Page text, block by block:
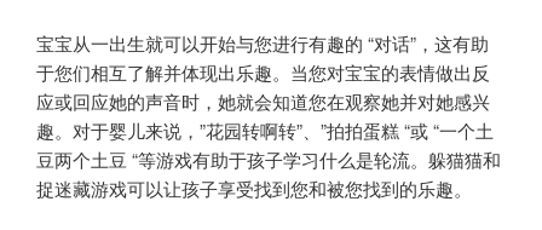
宝宝从一出生就可以开始与您进行有趣的 “对话”，这有助
于您们相互了解并体现出乐趣。当您对宝宝的表情做出反
应或回应她的声音时，她就会知道您在观察她并对她感兴
趣。对于婴儿来说，”花园转啊转”、”拍拍蛋糕 “或 “一个土
豆两个土豆 “等游戏有助于孩子学习什么是轮流。躲猫猫和
捉迷藏游戏可以让孩子享受找到您和被您找到的乐趣。